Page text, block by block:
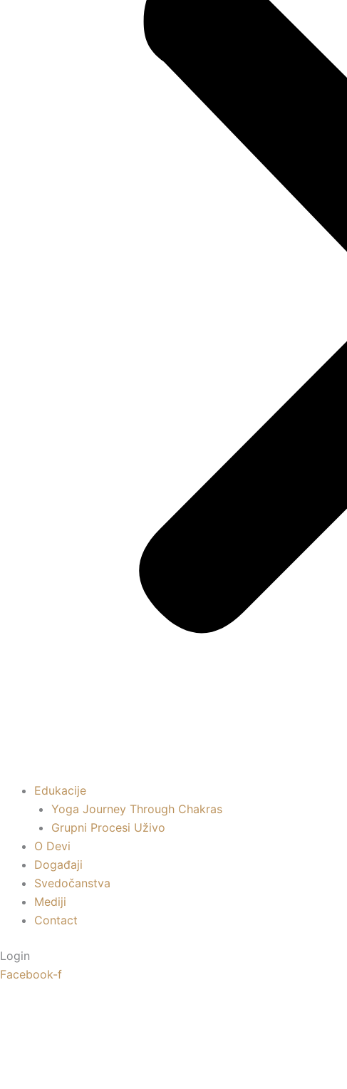
Edukacije
Yoga Journey Through Chakras
Grupni Procesi Uživo
O Devi
Događaji
Svedočanstva
Mediji
Contact
Login
Facebook-f